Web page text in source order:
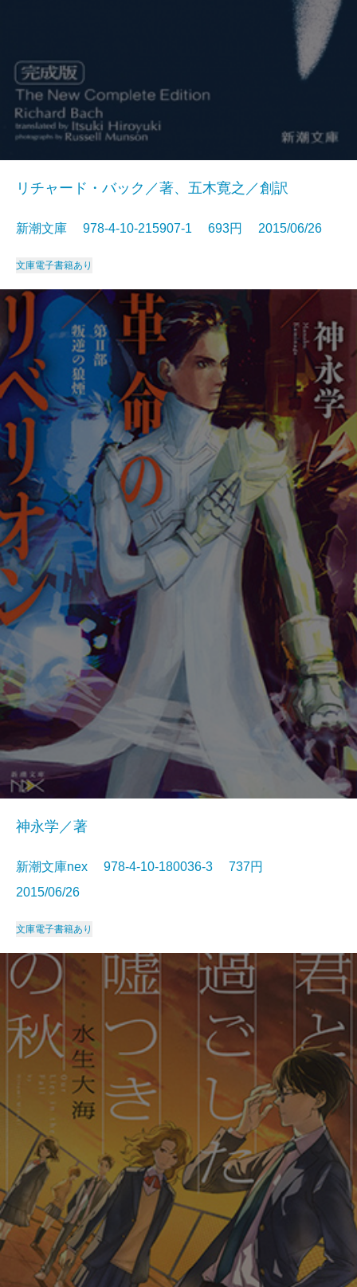
リチャード・バック／著、五木寛之／創訳
新潮文庫 978-4-10-215907-1 693円 2015/06/26
文庫電子書籍あり
神永学／著
新潮文庫nex 978-4-10-180036-3 737円
2015/06/26
文庫電子書籍あり